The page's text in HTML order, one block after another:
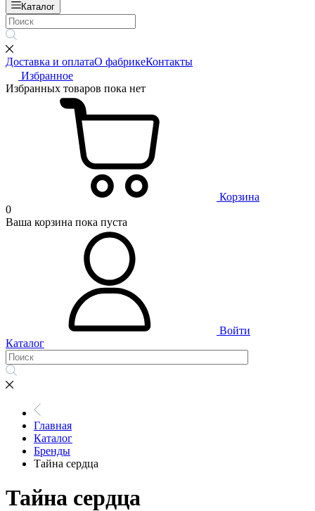
Каталог
Доставка и оплатаО фабрикеКонтакты
Избранное
Избранных товаров пока нет
Корзина
0
Ваша корзина пока пуста
Войти
Каталог
Главная
Каталог
Бренды
Тайна сердца
Тайна сердца